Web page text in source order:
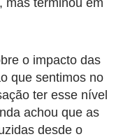
mas terminou em
o impacto das
que sentimos no
ter esse nível
achou que as
desde o